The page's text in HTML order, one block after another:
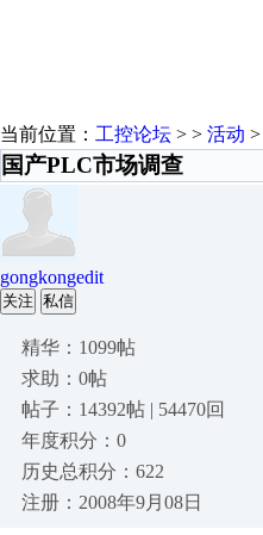
当前位置： 工控论坛 > > 活动 >
国产PLC市场调查
gongkongedit
关注 私信
精华：1099帖
求助：0帖
帖子：14392帖 | 54470回
年度积分：0
历史总积分：622
注册：2008年9月08日